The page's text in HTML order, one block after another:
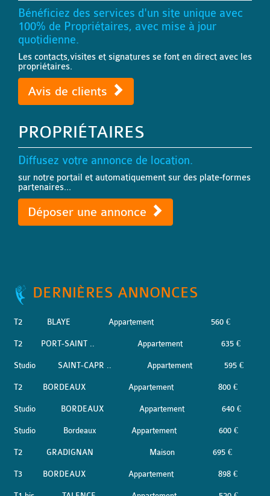
Bénéficiez des services d'un site unique avec
100% de Propriétaires, avec mise à jour
quotidienne.
Les contacts,visites et signatures se font en direct avec les
propriétaires.
Avis de clients
PROPRIÉTAIRES
Diffusez votre annonce de location.
sur notre portail et automatiquement sur des plate-formes
partenaires...
Déposer une annonce
DERNIÈRES ANNONCES
T2 BLAYE Appartement 560 €
T2 PORT-SAINT .. Appartement 635 €
Studio SAINT-CAPR .. Appartement 595 €
T2 BORDEAUX Appartement 800 €
Studio BORDEAUX Appartement 640 €
Studio Bordeaux Appartement 600 €
T2 GRADIGNAN Maison 695 €
T3 BORDEAUX Appartement 898 €